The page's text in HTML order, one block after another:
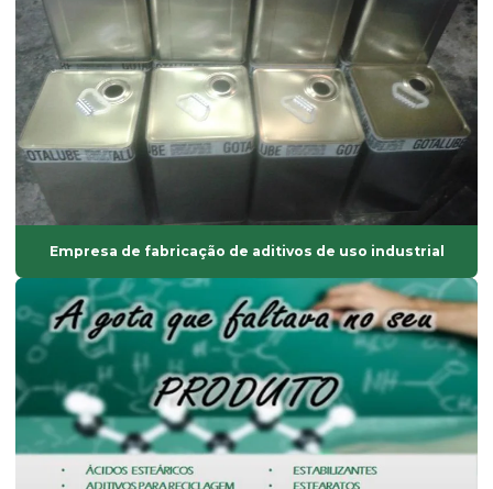
Fornecedor de antioxidantes líquidos
Fornecedor de bisfenol
Fornecedor de dinp
Fornecedor de isoparafina
Fornecedor de oxido de zinco
Fornecedor de solvente atóxico
Graxa base vegetal
Isoparafina
Isoparafina comprar
Isoparafina líquida
Isoparafina líquida preço
Lubrificante externo
Empresa de fabricação de aditivos de uso industrial